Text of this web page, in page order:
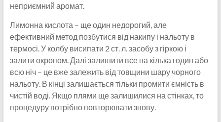
неприємний аромат.
Лимонна кислота – ще один недорогий, але
ефективний метод позбутися від накипу і нальоту в
термосі. У колбу висипати 2 ст. л. засобу з гіркою і
залити окропом. Далі залишити все на кілька годин або
всю ніч – це вже залежить від товщини шару чорного
нальоту. В кінці залишається тільки промити ємність в
чистій воді. Якщо плями ще залишилися на стінках, то
процедуру потрібно повторювати знову.